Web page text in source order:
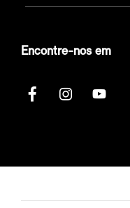
Encontre-nos em